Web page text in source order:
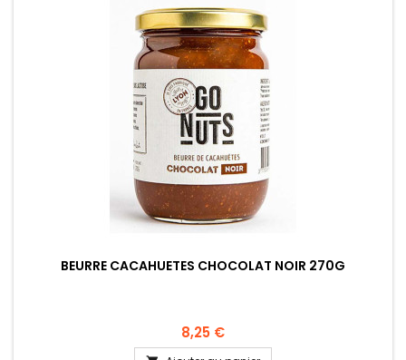
BEURRE CACAHUETES CHOCOLAT NOIR 270G
8,25 €